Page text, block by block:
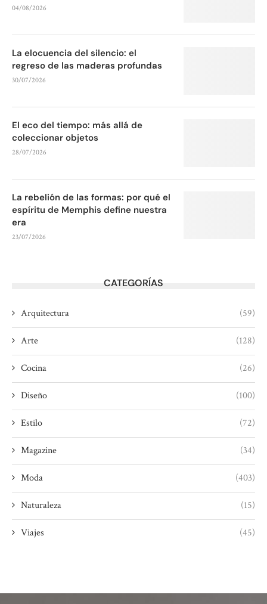
04/08/2026
La elocuencia del silencio: el
regreso de las maderas profundas
30/07/2026
El eco del tiempo: más allá de
coleccionar objetos
28/07/2026
La rebelión de las formas: por qué el
espíritu de Memphis define nuestra
era
23/07/2026
CATEGORÍAS
Arquitectura (59)
Arte (128)
Cocina (26)
Diseño (100)
Estilo (72)
Magazine (34)
Moda (403)
Naturaleza (15)
Viajes (45)